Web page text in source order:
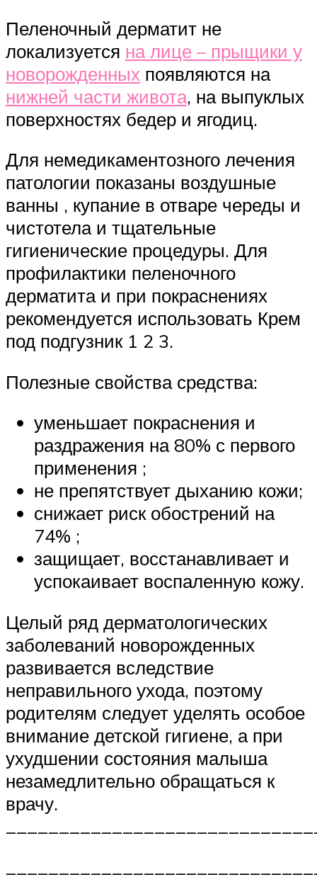
Пеленочный дерматит не
локализуется на лице – прыщики у
новорожденных появляются на
нижней части живота, на выпуклых
поверхностях бедер и ягодиц.
Для немедикаментозного лечения
патологии показаны воздушные
ванны , купание в отваре череды и
чистотела и тщательные
гигиенические процедуры. Для
профилактики пеленочного
дерматита и при покраснениях
рекомендуется использовать Крем
под подгузник 1 2 3.
Полезные свойства средства:
уменьшает покраснения и
раздражения на 80% с первого
применения ;
не препятствует дыханию кожи;
снижает риск обострений на
74% ;
защищает, восстанавливает и
успокаивает воспаленную кожу.
Целый ряд дерматологических
заболеваний новорожденных
развивается вследствие
неправильного ухода, поэтому
родителям следует уделять особое
внимание детской гигиене, а при
ухудшении состояния малыша
незамедлительно обращаться к
врачу.